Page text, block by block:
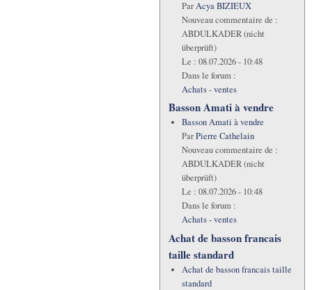
ParAcya BIZIEUX
Nouveau commentaire de :
ABDULKADER (nicht
überprüft)
Le : 08.07.2026 - 10:48
Dans le forum :
Achats - ventes
Basson Amati à vendre
Basson Amati à vendre
ParPierre Cathelain
Nouveau commentaire de :
ABDULKADER (nicht
überprüft)
Le : 08.07.2026 - 10:48
Dans le forum :
Achats - ventes
Achat de basson francais
taille standard
Achat de basson francais taille
standard